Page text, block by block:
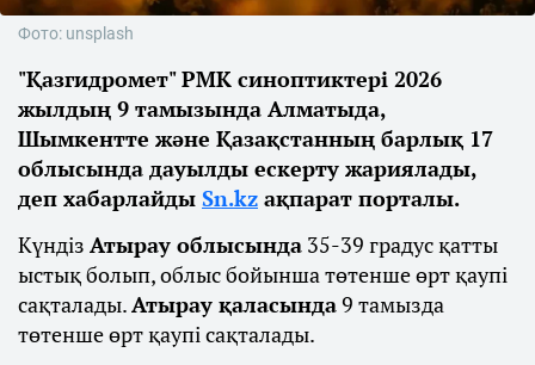
Фото: unsplash
"Қазгидромет" РМК синоптиктері 2026
жылдың 9 тамызында Алматыда,
Шымкентте және Қазақстанның барлық 17
облысында дауылды ескерту жариялады,
деп хабарлайды Sn.kz ақпарат порталы.
Күндіз Атырау облысында 35-39 градус қатты
ыстық болып, облыс бойынша төтенше өрт қаупі
сақталады.Атырау қаласында9 тамызда
төтенше өрт қаупі сақталады.